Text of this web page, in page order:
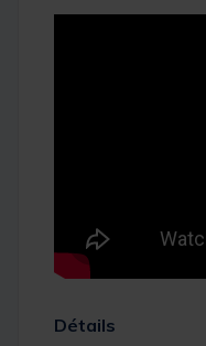
Détails